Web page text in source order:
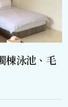
棟泳池、毛